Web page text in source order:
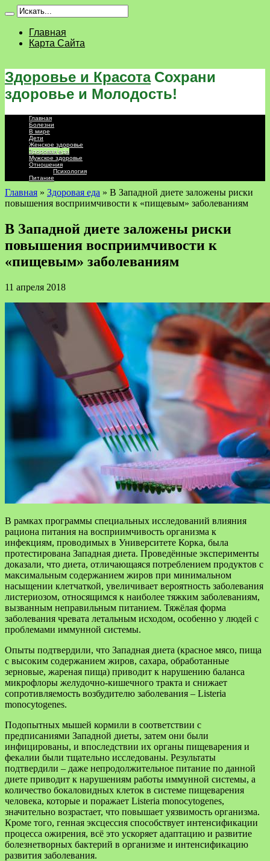
Главная
Карта Сайта
Здоровье и Красота Сохрани
здоровье и Молодость!
Главная
Болезни
В мире
Дети
Женское здоровье
Здоровая еда
Мужское здоровье
Отношения
Психология
Питание
Главная » Здоровая еда » В Западной диете заложены риски
повышения восприимчивости к «пищевым» заболеваниям
В Западной диете заложены риски
повышения восприимчивости к
«пищевым» заболеваниям
11 апреля 2018
В рамках программы специальных исследований влияния
рациона питания на восприимчивость организма к
инфекциям, проводимых в Университете Корка, была
протестирована Западная диета. Проведённые эксперименты
доказали, что диета, отличающаяся потреблением продуктов с
максимальным содержанием жиров при минимальном
насыщении клетчаткой, увеличивает вероятность заболевания
листериозом, относящимся к наиболее тяжким заболеваниям,
вызванным неправильным питанием. Тяжёлая форма
заболевания чревата летальным исходом, особенно у людей с
проблемами иммунной системы.
Опыты подтвердили, что Западная диета (красное мясо, пища
с высоким содержанием жиров, сахара, обработанные
зерновые, жареная пища) приводит к нарушению баланса
микрофлоры желудочно-кишечного тракта и снижает
сопротивляемость возбудителю заболевания – Listeria
monocytogenes.
Подопытных мышей кормили в соответствии с
предписаниями Западной диеты, затем они были
инфицированы, и впоследствии их органы пищеварения и
фекалии были тщательно исследованы. Результаты
подтвердили – даже непродолжительное питание по данной
диете приводит к нарушениям работы иммунной системы, а
количество бокаловидных клеток в системе пищеварения
человека, которые и поражает Listeria monocytogenes,
значительно возрастает, что повышает уязвимость организма.
Кроме того, генная эксцессия способствует интенсификации
процесса ожирения, всё это ускоряет адаптацию и развитие
болезнетворных бактерий в организме и интенсификацию
развития заболевания.